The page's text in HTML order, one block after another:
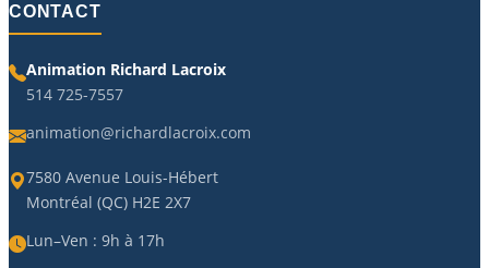
CONTACT
Animation Richard Lacroix
514 725-7557
animation@richardlacroix.com
7580 Avenue Louis-Hébert
Montréal (QC) H2E 2X7
Lun–Ven : 9h à 17h